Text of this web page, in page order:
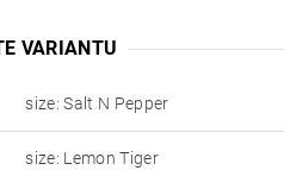
VARIANTU
size: Salt N Pepper
size: Lemon Tiger